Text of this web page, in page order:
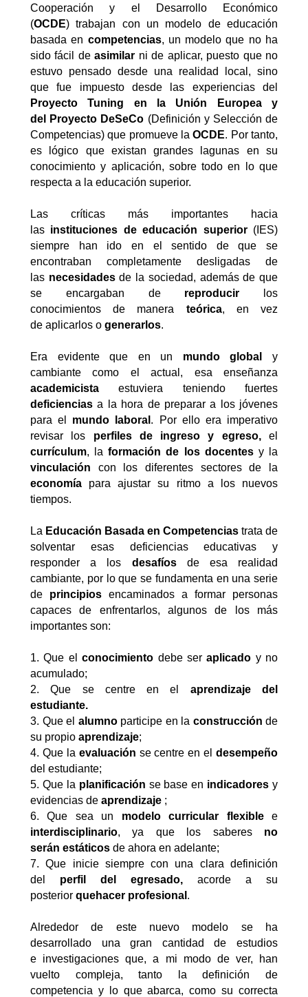
Cooperación y el Desarrollo Económico
(OCDE) trabajan con un modelo de educación
basada en competencias, un modelo que no ha
sido fácil deasimilar ni de aplicar, puesto que no
estuvo pensado desde una realidad local, sino
que fue impuesto desde las experiencias del
Proyecto Tuning en la Unión Europea y
del Proyecto DeSeCo (Definición y Selección de
Competencias) que promueve laOCDE. Por tanto,
es lógico que existan grandes lagunas en su
conocimiento y aplicación, sobre todo en lo que
respecta a la educación superior.
Las críticas más importantes hacia
las instituciones de educación superior (IES)
siempre han ido en el sentido de que se
encontraban completamente desligadas de
las necesidadesde la sociedad, además de que
se encargaban de reproducir
los
conocimientos de manera teórica, en vez
de aplicarlos o generarlos.
Era evidente que en un mundo globaly
cambiante como el actual, esa enseñanza
academicistaestuviera teniendo fuertes
deficienciasa la hora de preparar a los jóvenes
para el mundo laboral . Por ello era imperativo
revisar los perfiles de ingreso y egreso,el
currículum, laformación de los docentesy la
vinculación con los diferentes sectores de la
economía para ajustar su ritmo a los nuevos
tiempos.
La Educación Basada en Competencias trata de
solventar esas deficiencias educativas y
responder a los desafíos de esa realidad
cambiante, por lo que se fundamenta en una serie
de principios encaminados a formar personas
capaces de enfrentarlos, algunos de los más
importantes son:
1. Que elconocimiento debe seraplicado y no
acumulado;
2. Que se centre en el aprendizaje del
estudiante.
3. Que el alumno participe en la construcción de
su propio aprendizaje;
4. Que la evaluación se centre en el desempeño
del estudiante;
5. Que la planificación se base en indicadores y
evidencias de aprendizaje ;
6. Que sea un modelo curricular flexiblee
interdisciplinario, ya que los saberesno
serán estáticos de ahora en adelante;
7. Que inicie siempre con una clara definición
del perfil del egresado, acorde a su
posterior quehacer profesional .
Alrededor de este nuevo modelo se ha
desarrollado una gran cantidad de estudios
e investigaciones que, a mi modo de ver, han
vuelto compleja, tanto la definición de
competencia y lo que abarca, como su correcta